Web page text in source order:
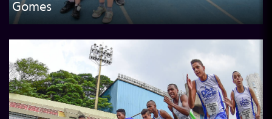
Gomes